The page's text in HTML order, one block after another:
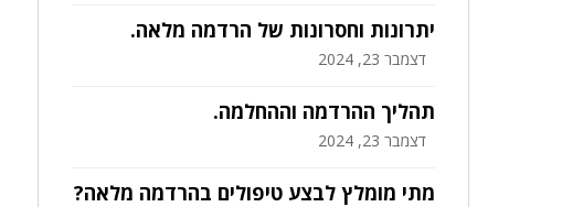
יתרונות וחסרונות של הרדמה מלאה.
דצמבר 23, 2024
תהליך ההרדמה וההחלמה.
דצמבר 23, 2024
מתי מומלץ לבצע טיפולים בהרדמה מלאה?